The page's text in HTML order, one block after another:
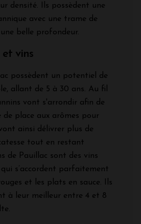
densité. Ils possèdent une
avec une trame de
belle profondeur.
et vins
possèdent un potentiel de
allant de 5 à 30 ans. Au fil
vont s'arrondir afin de
de place aux arômes pour
ainsi délivrer plus de
tout en restant
de Pauillac sont des vins
s’accordent parfaitement
et les plats en sauce. Ils
à leur meilleur entre 4 et 8